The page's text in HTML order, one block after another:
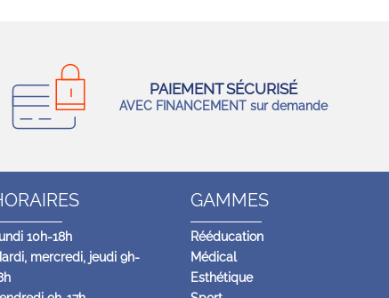
PAIEMENT SÉCURISÉ
AVEC FINANCEMENT sur demande
10h-18h
mercredi, jeudi 9h-
GAMMES
Rééducation
Médical
Esthétique